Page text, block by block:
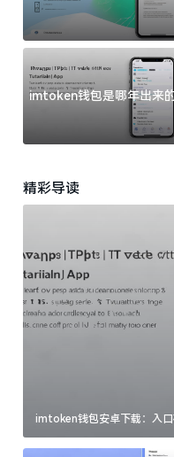
过来人告诉你门道
imtoken钱包是哪年出来的
一文给你说清楚
精彩导读
imtoken钱包安卓下载：入